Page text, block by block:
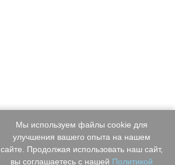
Мы используем файлы cookie для
улучшения вашего опыта на нашем
сайте. Продолжая использовать наш сайт,
вы соглашаетесь с нашей Политикой